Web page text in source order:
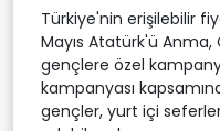
Türkiye'nin erişilebilir
Mayıs Atatürk'ü Anma,
gençlere özel
kampanyası
gençler, yurt içi